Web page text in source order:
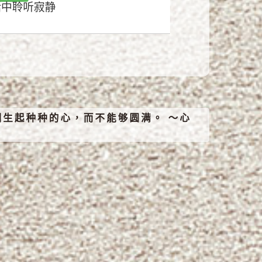
聆听寂静
起种种的心，而不能够圆满。 ～心